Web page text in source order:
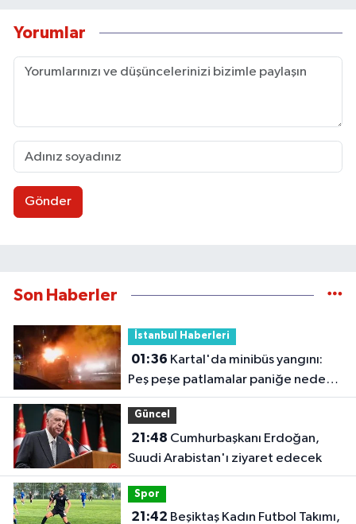
Yorumlar
Gönder
Son Haberler
İstanbul Haberleri
01:36
Peş peşe patlamalar paniğe neden
oldu
Güncel
21:48
Suudi Arabistan'ı ziyaret edecek
Spor
21:42